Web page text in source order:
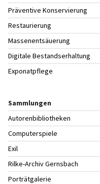
Präventive Konservierung
Restaurierung
Massenentsäuerung
Digitale Bestandserhaltung
Exponatpflege
Sammlungen
Autorenbibliotheken
Computerspiele
Exil
Rilke-Archiv Gernsbach
Porträtgalerie